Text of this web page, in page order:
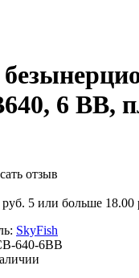
6 ВВ,
отзыв
5 или больше 18.00
SkyFish
640-6BB